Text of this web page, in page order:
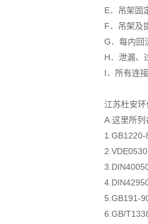
E．吊架固
F．吊架及
G．每内回
H．泄漏、
I．所有连
江苏杜安
A.这里所
1.GB1220-
5.GB191-
6.GB/